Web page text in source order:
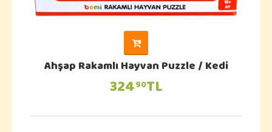
Ahşap Rakamlı Hayvan Puzzle / Kedi
32490TL